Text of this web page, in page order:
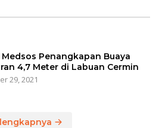
Penangkapan Buaya
4,7 Meter di Labuan Cermin
29, 2021